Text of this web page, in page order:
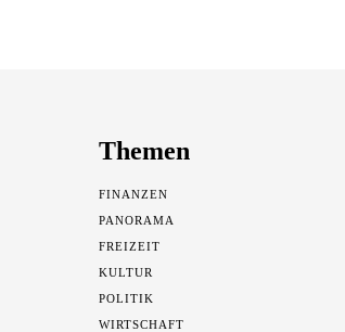
Themen
FINANZEN
PANORAMA
FREIZEIT
KULTUR
POLITIK
WIRTSCHAFT